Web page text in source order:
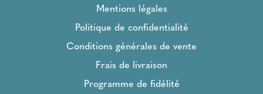
Mentions légales
Politique de confidentialité
Conditions générales de vente
Frais de livraison
Programme de fidélité